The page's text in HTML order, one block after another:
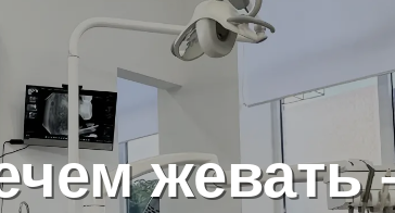
жевать